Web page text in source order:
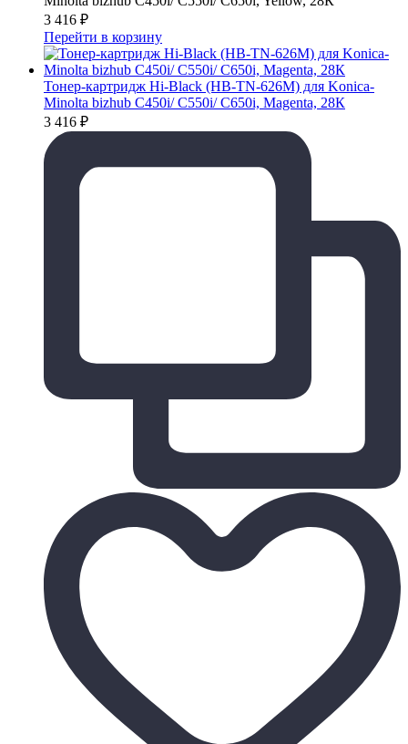
3 416 ₽
Перейти в корзину
Тонер-картридж Hi-Black (HB-TN-626M) для Konica-
Minolta bizhub C450i/ C550i/ C650i, Magenta, 28К
3 416 ₽